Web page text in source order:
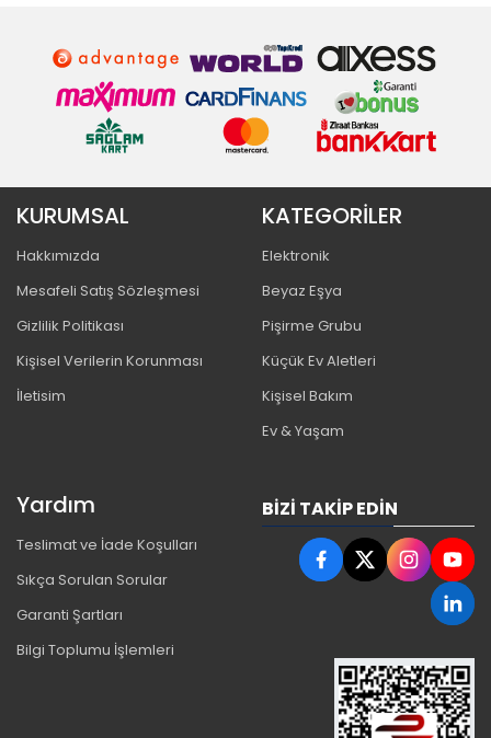
KURUMSAL
Hakkımızda
Mesafeli Satış Sözleşmesi
Gizlilik Politikası
Kişisel Verilerin Korunması
İletisim
KATEGORİLER
Elektronik
Beyaz Eşya
Pişirme Grubu
Küçük Ev Aletleri
Kişisel Bakım
Ev & Yaşam
Yardım
Teslimat ve İade Koşulları
Sıkça Sorulan Sorular
Garanti Şartları
Bilgi Toplumu İşlemleri
BIZI TAKIP EDIN